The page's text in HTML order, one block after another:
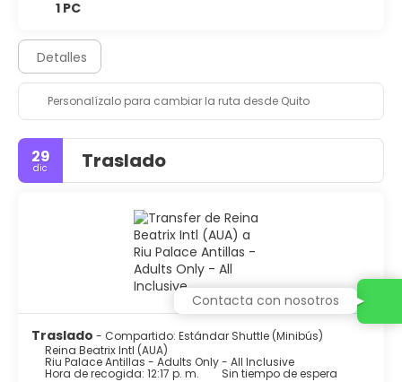
1 PC
Detalles
Personalízalo para cambiar la ruta desde Quito
29
dic Traslado
Traslado - Compartido: Estándar Shuttle (Minibús)
Reina Beatrix Intl (AUA)
Riu Palace Antillas - Adults Only - All Inclusive
Hora de recogida: 12:17 p. m. Sin tiempo de espera
Contacta con nosotros